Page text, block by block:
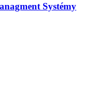
Systémy